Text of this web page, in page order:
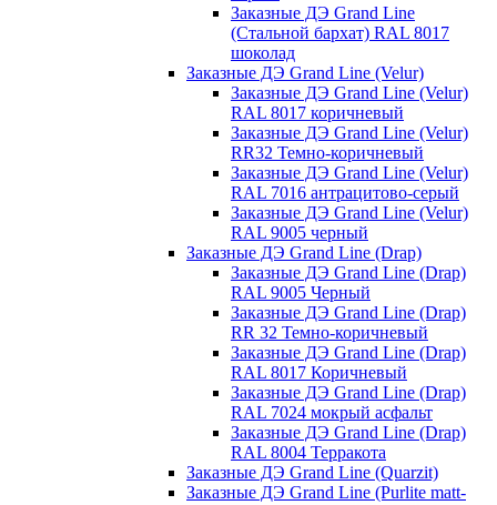
Заказные ДЭ Grand Line
(Стальной бархат) RAL 8017
шоколад
Заказные ДЭ Grand Line (Velur)
Заказные ДЭ Grand Line (Velur)
RAL 8017 коричневый
Заказные ДЭ Grand Line (Velur)
RR32 Темно-коричневый
Заказные ДЭ Grand Line (Velur)
RAL 7016 антрацитово-серый
Заказные ДЭ Grand Line (Velur)
RAL 9005 черный
Заказные ДЭ Grand Line (Drap)
Заказные ДЭ Grand Line (Drap)
RAL 9005 Черный
Заказные ДЭ Grand Line (Drap)
RR 32 Темно-коричневый
Заказные ДЭ Grand Line (Drap)
RAL 8017 Коричневый
Заказные ДЭ Grand Line (Drap)
RAL 7024 мокрый асфальт
Заказные ДЭ Grand Line (Drap)
RAL 8004 Терракота
Заказные ДЭ Grand Line (Quarzit)
Заказные ДЭ Grand Line (Purlite matt-